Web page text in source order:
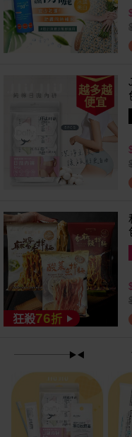
越多越
便宜
狂殺76折